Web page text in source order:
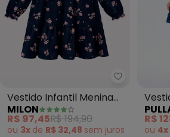
Milon -
Vestido Infantil Menina
Flores (Azul)
MILON
R$ 97,45R$ 194,90
ou 3x de R$ 32,48 sem juros
R$
ou 4x